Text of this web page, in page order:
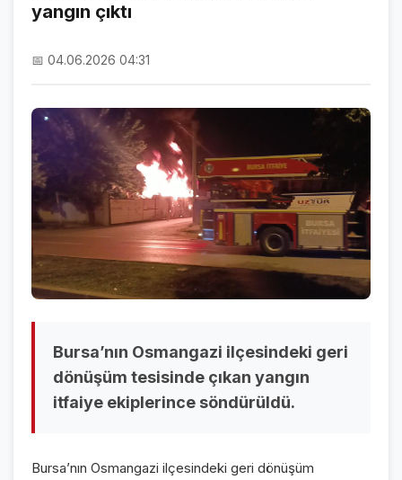
NAMAZ VAKİTLERİ
KRİPTO PARALAR
NÖBETÇİ ECZANELER
SON DAKİKA
SON DAKİKA HABERLERİ
VİDEO GALERİ
GALERİLER
VİDEO GALERİ
yangın çıktı
📅 04.06.2026 04:31
Bursa’nın Osmangazi ilçesindeki geri
dönüşüm tesisinde çıkan yangın
itfaiye ekiplerince söndürüldü.
Bursa’nın Osmangazi ilçesindeki geri dönüşüm